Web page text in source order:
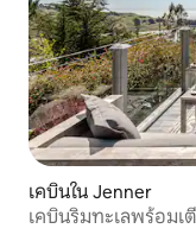
เคบินใน Jenner
เคบินริมทะเลพร้อมเ